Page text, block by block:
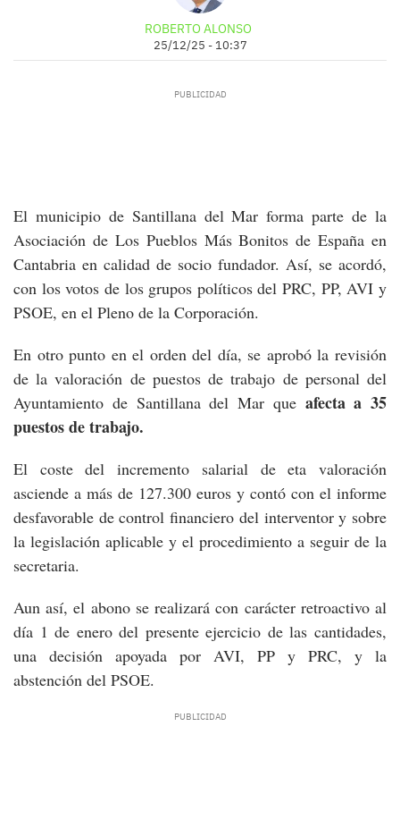
ROBERTO ALONSO
25/12/25 - 10:37
El municipio de Santillana del Mar forma parte de la
Asociación de Los Pueblos Más Bonitos de España en
Cantabria en calidad de socio fundador. Así, se acordó,
con los votos de los grupos políticos del PRC, PP, AVI y
PSOE, en el Pleno de la Corporación.
En otro punto en el orden del día, se aprobó la revisión
de la valoración de puestos de trabajo de personal del
Ayuntamiento de Santillana del Mar que afecta a 35
puestos de trabajo.
El coste del incremento salarial de eta valoración
asciende a más de 127.300 euros y contó con el informe
desfavorable de control financiero del interventor y sobre
la legislación aplicable y el procedimiento a seguir de la
secretaria.
Aun así, el abono se realizará con carácter retroactivo al
día 1 de enero del presente ejercicio de las cantidades,
una decisión apoyada por AVI, PP y PRC, y la
abstención del PSOE.